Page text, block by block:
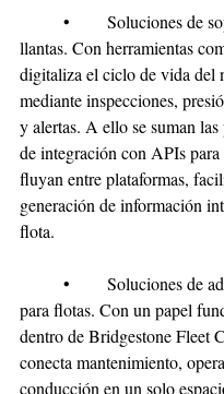
llantas. Con herramientas
digitaliza el ciclo de vida del
mediante inspecciones,
y alertas. A ello se suman
de integración con APIs para
fluyan entre plataformas,
generación de información
flota.
para flotas. Con un papel
dentro de Bridgestone Fleet
conecta mantenimiento,
conducción en un solo